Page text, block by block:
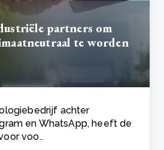
partners om
te worden
achter
en WhatsApp, heeft de
voo..